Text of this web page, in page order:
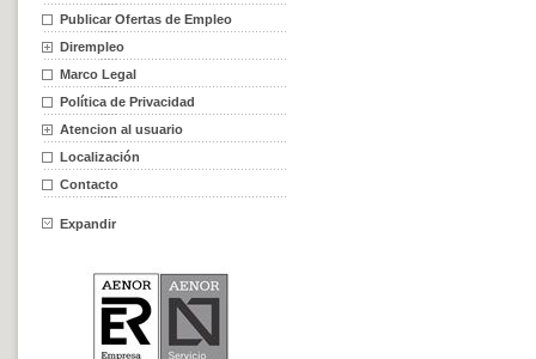
Publicar Ofertas de Empleo
Dirempleo
Marco Legal
Política de Privacidad
Atencion al usuario
Localización
Contacto
Expandir